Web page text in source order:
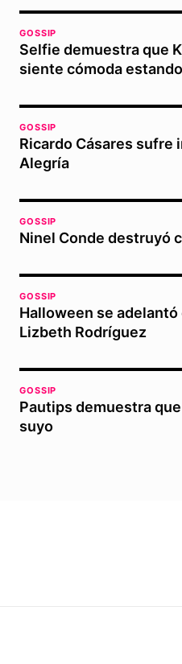
GOSSIP
Selfie demuestra que
siente cómoda
GOSSIP
Ricardo Cásares sufre
Alegría
GOSSIP
Ninel Conde destruyó
GOSSIP
Halloween se
Lizbeth Rodríguez
GOSSIP
Pautips demuestra
suyo